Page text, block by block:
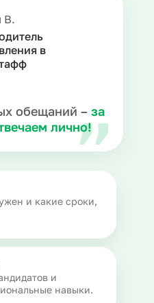
В.
в
обещаний – за
лично!
и какие сроки,
и
навыки.